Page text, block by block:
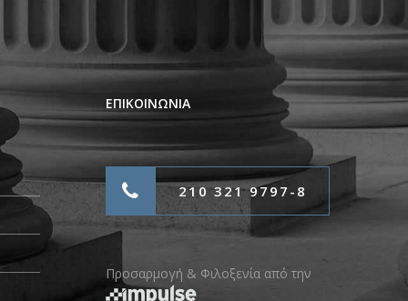
ΕΠΙΚΟΙΝΩΝΙΑ
210 321 9797-8
Προσαρμογή & Φιλοξενία από την